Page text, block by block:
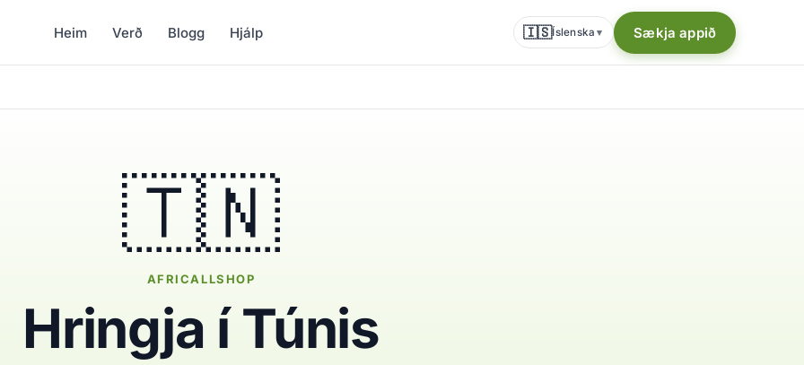
Heim Verð Blogg Hjálp 🇮🇸Íslenska ▾ Sækja appið
🇹🇳
AFRICALLSHOP
Hringja í Túnis